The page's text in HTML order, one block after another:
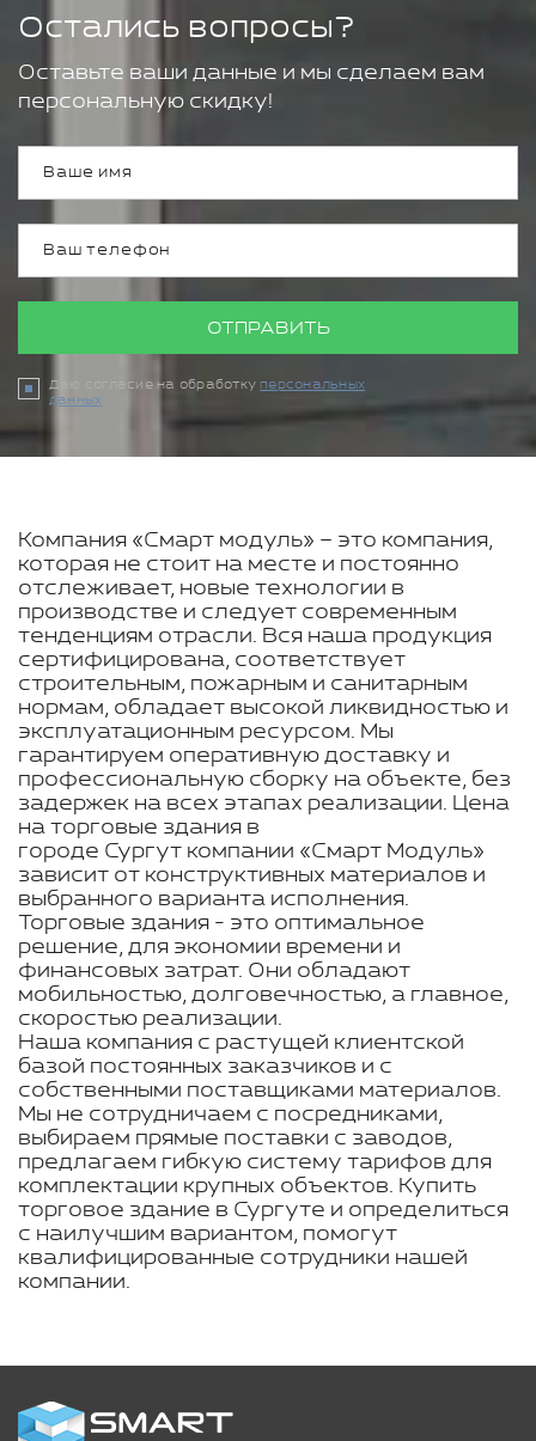
Остались вопросы?
Оставьте ваши данные и мы сделаем вам
персональную скидку!
ОТПРАВИТЬ
Даю согласие на обработку персональных
данных
Компания «Смарт модуль» – это компания,
которая не стоит на месте и постоянно
отслеживает, новые технологии в
производстве и следует современным
тенденциям отрасли. Вся наша продукция
сертифицирована, соответствует
строительным, пожарным и санитарным
нормам, обладает высокой ликвидностью и
эксплуатационным ресурсом. Мы
гарантируем оперативную доставку и
профессиональную сборку на объекте, без
задержек на всех этапах реализации. Цена
на торговые здания в
городе Сургут компании «Смарт Модуль»
зависит от конструктивных материалов и
выбранного варианта исполнения.
Торговые здания - это оптимальное
решение, для экономии времени и
финансовых затрат. Они обладают
мобильностью, долговечностью, а главное,
скоростью реализации.
Наша компания с растущей клиентской
базой постоянных заказчиков и с
собственными поставщиками материалов.
Мы не сотрудничаем с посредниками,
выбираем прямые поставки с заводов,
предлагаем гибкую систему тарифов для
комплектации крупных объектов. Купить
торговое здание в Сургуте и определиться
с наилучшим вариантом, помогут
квалифицированные сотрудники нашей
компании.